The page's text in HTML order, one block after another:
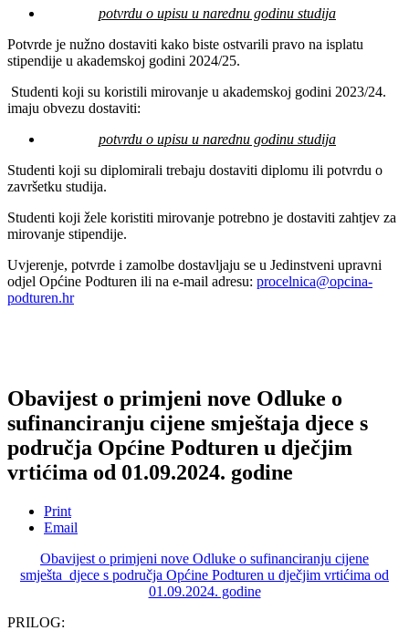
potvrdu o upisu u narednu godinu studija
Potvrde je nužno dostaviti kako biste ostvarili pravo na isplatu
stipendije u akademskoj godini 2024/25.
Studenti koji su koristili mirovanje u akademskoj godini 2023/24.
imaju obvezu dostaviti:
potvrdu o upisu u narednu godinu studija
Studenti koji su diplomirali trebaju dostaviti diplomu ili potvrdu o
završetku studija.
Studenti koji žele koristiti mirovanje potrebno je dostaviti zahtjev za
mirovanje stipendije.
Uvjerenje, potvrde i zamolbe dostavljaju se u Jedinstveni upravni
odjel Općine Podturen ili na e-mail adresu: procelnica@opcina-
podturen.hr
Obavijest o primjeni nove Odluke o
sufinanciranju cijene smještaja djece s
područja Općine Podturen u dječjim
vrtićima od 01.09.2024. godine
Print
Email
Obavijest o primjeni nove Odluke o sufinanciranju cijene
smješta djece s područja Općine Podturen u dječjim vrtićima od
01.09.2024. godine
PRILOG: